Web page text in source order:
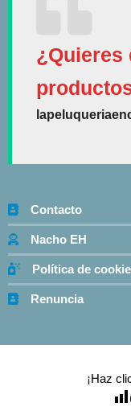
¿Quieres
Contacto
Nacho EH
Política de
Renuncia
¡Haz